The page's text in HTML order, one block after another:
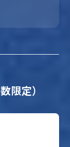
限定）